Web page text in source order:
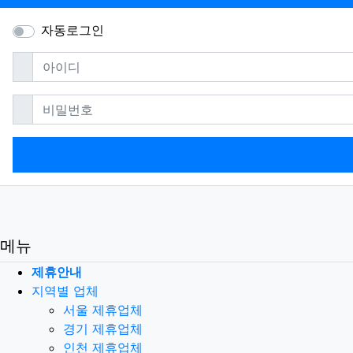
자동로그인
아이디필수
비밀번호필수
메뉴
제휴안내
지역별 업체
서울 제휴업체
경기 제휴업체
인천 제휴업체